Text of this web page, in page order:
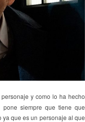
y como lo ha hecho
siempre que tiene que
que es un personaje al que